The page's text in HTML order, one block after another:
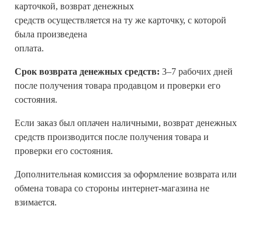
карточкой, возврат денежных
средств осуществляется на ту же карточку, с которой
была произведена
оплата.
Срок возврата денежных средств: 3–7 рабочих дней
после получения товара продавцом и проверки его
состояния.
Если заказ был оплачен наличными, возврат денежных
средств производится после получения товара и
проверки его состояния.
Дополнительная комиссия за оформление возврата или
обмена товара со стороны интернет-магазина не
взимается.